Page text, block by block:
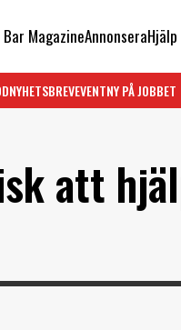
MagazineAnnonsera
NYHETSBREVEVENTNY PÅ JOBBET
att